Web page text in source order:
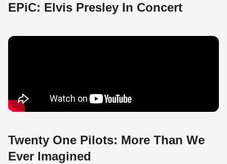
EPiC: Elvis Presley In Concert
Twenty One Pilots: More Than We
Ever Imagined